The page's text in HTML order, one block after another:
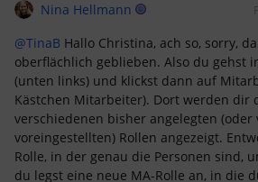
Nina Hellmann
@TinaB Hallo Christina, ach so, sorry,
oberflächlich geblieben. Also du gehst
(unten links) und klickst dann auf
Kästchen Mitarbeiter). Dort werden dir
verschiedenen bisher angelegten (oder
voreingestellten) Rollen angezeigt.
Rolle, in der genau die Personen sind,
du legst eine neue MA-Rolle an, in die